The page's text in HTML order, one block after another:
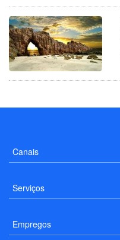
Canais
Serviços
Empregos